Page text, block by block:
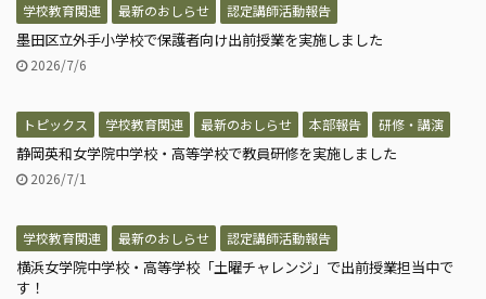
学校教育関連 最新のおしらせ 認定講師活動報告
墨田区立外手小学校で保護者向け出前授業を実施しました
2026/7/6
トピックス 学校教育関連 最新のおしらせ 本部報告 研修・講演
静岡英和女学院中学校・高等学校で教員研修を実施しました
2026/7/1
学校教育関連 最新のおしらせ 認定講師活動報告
横浜女学院中学校・高等学校「土曜チャレンジ」で出前授業担当中で
す！